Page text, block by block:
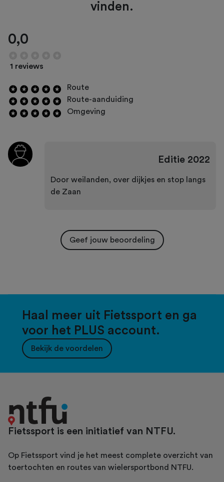
vinden.
0,0
1 reviews
Route
Route-aanduiding
Omgeving
Editie2022
Door weilanden, over dijkjes en stop langs
de Zaan
Geef jouw beoordeling
Haal meer uit Fietssport en ga
voor het PLUS account.
Bekijk de voordelen
Fietssport is een initiatief van NTFU.
Op Fietssport vind je het meest complete overzicht van
toertochten en routes van wielersportbond NTFU.